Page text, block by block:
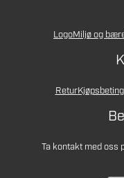
LogoMiljø og
Retur
Ta kontakt med oss